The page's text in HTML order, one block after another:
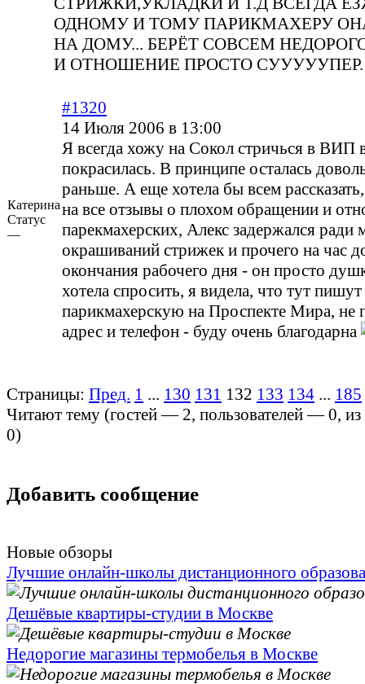
ОДНОМУ И ТОМУ ПАРИКМАХЕРУ
НА ДОМУ... БЕРЁТ СОВСЕМ
И ОТНОШЕНИЕ ПРОСТО СУУУУУПЕР.
Катерина
Статус
—
#1320
14 Июля 2006 в 13:00
Я всегда хожу на Сокол стричься в ВИП
покрасилась. В принципе осталась
раньше. А еще хотела бы всем
на все отзывы о плохом обращении и
парекмахерских, Алекс задержался ради
окрашиваний стрижек и прочего на час
окончания рабочего дня - он просто
хотела спросить, я видела, что тут
парикмахерскую на Проспекте Мира, не
адрес и телефон - буду очень благодарна
Страницы: Пред. 1 ... 130 131 132 133 134 ... 185
Читают тему (гостей — 2, пользователей —0,
0)
Добавить сообщение
Новые обзоры
Лучшие онлайн-школы дистанционного
Дешёвые квартиры-студии в Москве
Недорогие магазины термобелья в Москве